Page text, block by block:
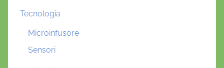
Tecnologia
Microinfusore
Sensori